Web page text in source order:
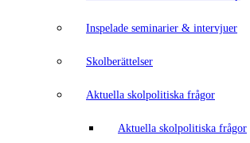
Inspelade seminarier & intervjuer
Skolberättelser
Aktuella skolpolitiska frågor
Aktuella skolpolitiska frågor